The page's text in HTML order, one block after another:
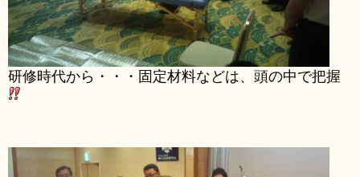
研修時代から・・・固定材料などは、頭の中で把握